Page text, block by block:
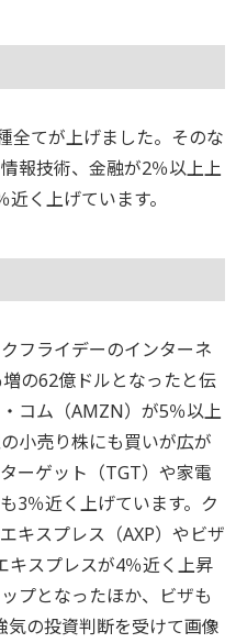
全てが上げました。そのな
報技術、金融が2％以上上
く上げています。
フライデーのインターネ
の62億ドルとなったと伝
コム（AMZN）が5％以上
小売り株にも買いが広が
ーゲット（TGT）や家電
3％近く上げています。ク
キスプレス（AXP）やビザ
キスプレスが4％近く上昇
プとなったほか、ビザも
気の投資判断を受けて画像